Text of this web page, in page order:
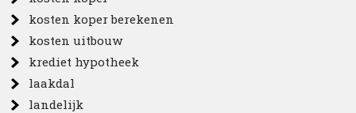
kosten koper berekenen
kosten uitbouw
krediet hypotheek
laakdal
landelijk